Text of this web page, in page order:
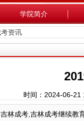
学院简介
考资讯
时间：2024-06-
林成考,吉林成考继续教